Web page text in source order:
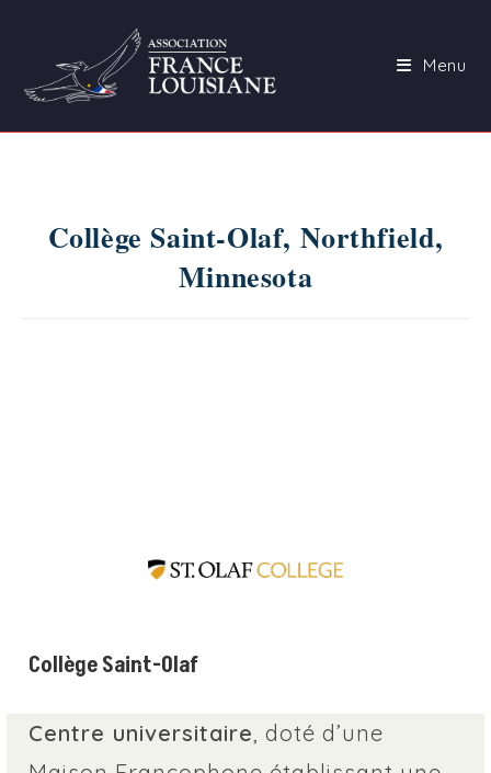
Menu
Collège Saint-Olaf, Northfield,
Minnesota
Collège Saint-Olaf
Centre universitaire, doté d’une